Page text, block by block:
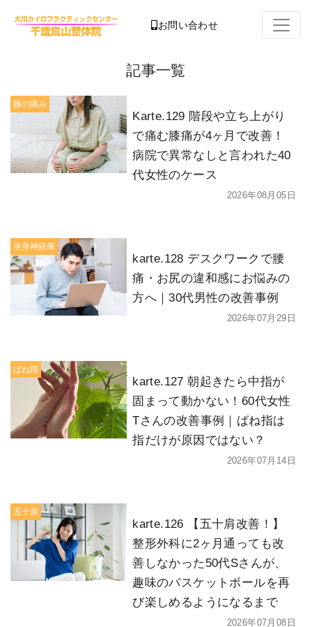
お問い合わせ
記事一覧
膝の痛み
Karte.129 階段や立ち上がり
で痛む膝痛が4ヶ月で改善！
病院で異常なしと言われた40
代女性のケース
2026年08月05日
坐骨神経痛
karte.128 デスクワークで腰
痛・お尻の違和感にお悩みの
方へ｜30代男性の改善事例
2026年07月29日
ばね指
karte.127 朝起きたら中指が
固まって動かない！60代女性
Tさんの改善事例｜ばね指は
指だけが原因ではない？
2026年07月14日
五十肩
karte.126 【五十肩改善！】
整形外科に2ヶ月通っても改
善しなかった50代Sさんが、
趣味のバスケットボールを再
び楽しめるようになるまで
2026年07月08日